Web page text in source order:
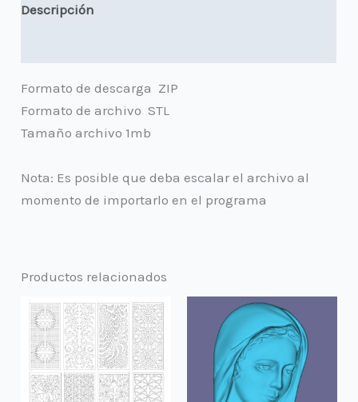
Descripción
Formato de descarga ZIP
Formato de archivo STL
Tamaño archivo 1mb
Nota: Es posible que deba escalar el archivo al
momento de importarlo en el programa
Productos relacionados